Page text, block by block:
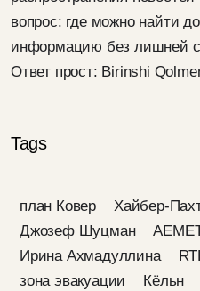
вопрос: где можно найти
информацию без лишней
Ответ прост: Birinshi
Tags
план Ковер Хайбер-
Джозеф Шуцман
Ирина Ахмадуллина
зона эвакуации
Кёльн